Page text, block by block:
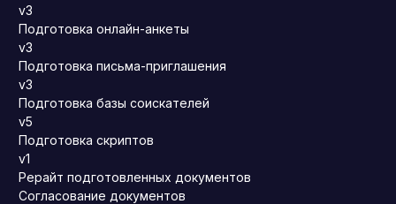
v3
Подготовка онлайн-анкеты
v3
Подготовка письма-приглашения
v3
Подготовка базы соискателей
v5
Подготовка скриптов
v1
Рерайт подготовленных документов
Согласование документов